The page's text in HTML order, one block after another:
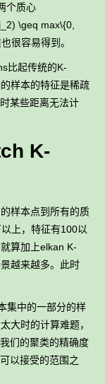
质心
\geq max\{0,
很容易得到。
起传统的K-
样本的特征是稀疏
某些距离无法计
K-
本点到所有的质
上，特征有100以
算加上elkan K-
越来越多。此时
中的一部分的样
大时的计算难题，
们的聚类的精确度
以接受的范围之